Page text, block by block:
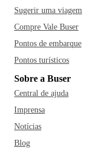
Sugerir uma viagem
Compre Vale Buser
Pontos de embarque
Pontos turísticos
Sobre a Buser
Central de ajuda
Imprensa
Notícias
Blog